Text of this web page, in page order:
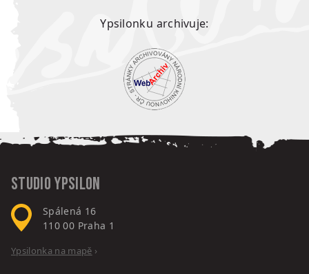
Ypsilonku archivuje:
Studio Ypsilon
Spálená 16
110 00 Praha 1
Ypsilonka na mapě ›